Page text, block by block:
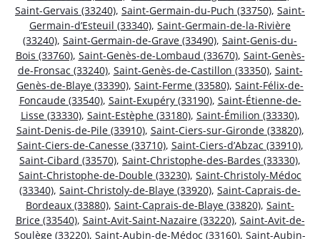
Saint-Gervais (33240), Saint-Germain-du-Puch (33750), Saint-
Germain-d’Esteuil (33340), Saint-Germain-de-la-Rivière
(33240), Saint-Germain-de-Grave (33490), Saint-Genis-du-
Bois (33760), Saint-Genès-de-Lombaud (33670), Saint-Genès-
de-Fronsac (33240), Saint-Genès-de-Castillon (33350), Saint-
Genès-de-Blaye (33390), Saint-Ferme (33580), Saint-Félix-de-
Foncaude (33540), Saint-Exupéry (33190), Saint-Étienne-de-
Lisse (33330), Saint-Estèphe (33180), Saint-Émilion (33330),
Saint-Denis-de-Pile (33910), Saint-Ciers-sur-Gironde (33820),
Saint-Ciers-de-Canesse (33710), Saint-Ciers-d’Abzac (33910),
Saint-Cibard (33570), Saint-Christophe-des-Bardes (33330),
Saint-Christophe-de-Double (33230), Saint-Christoly-Médoc
(33340), Saint-Christoly-de-Blaye (33920), Saint-Caprais-de-
Bordeaux (33880), Saint-Caprais-de-Blaye (33820), Saint-
Brice (33540), Saint-Avit-Saint-Nazaire (33220), Saint-Avit-de-
Soulège (33220), Saint-Aubin-de-Médoc (33160), Saint-Aubin-